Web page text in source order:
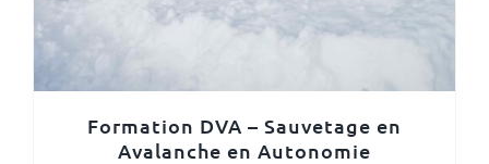
Formation DVA – Sauvetage en
Avalanche en Autonomie